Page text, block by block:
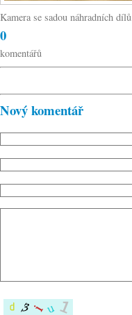
Kamera se sadou náhradních
0
komentářů
Nový komentář